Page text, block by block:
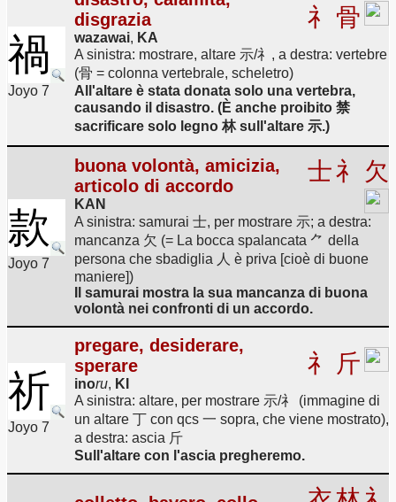
禍
Joyo 7
disgrazia
wazawai, KA
礻 骨
A sinistra: mostrare, altare 示/礻, a destra: vertebre
(骨 = colonna vertebrale, scheletro)
All'altare è stata donata solo una vertebra,
causando il disastro. (È anche proibito 禁
sacrificare solo legno 林 sull'altare 示.)
款
Joyo 7
buona volontà, amicizia,
articolo di accordo
KAN
士礻 欠
A sinistra: samurai 士, per mostrare 示; a destra:
mancanza 欠 (= La bocca spalancata ⺈ della
persona che sbadiglia 人 è priva [cioè di buone
maniere])
Il samurai mostra la sua mancanza di buona
volontà nei confronti di un accordo.
祈
Joyo 7
pregare, desiderare,
sperare
inoru, KI
礻 斤
A sinistra: altare, per mostrare 示/礻 (immagine di
un altare 丁 con qcs 一 sopra, che viene mostrato),
a destra: ascia 斤
Sull'altare con l'ascia pregheremo.